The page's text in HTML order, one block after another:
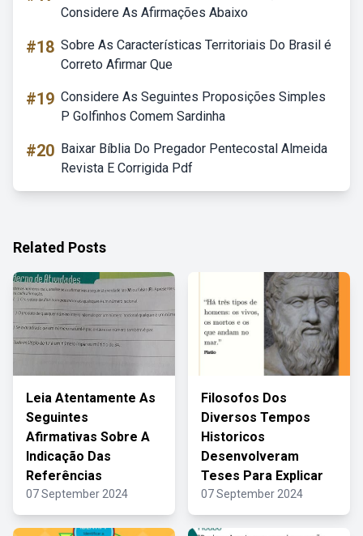
Considere As Afirmações Abaixo
#18 Sobre As Características Territoriais Do Brasil é
Correto Afirmar Que
#19 Considere As Seguintes Proposições Simples
P Golfinhos Comem Sardinha
#20 Baixar Bíblia Do Pregador Pentecostal Almeida
Revista E Corrigida Pdf
Related Posts
Leia Atentamente As
Seguintes
Afirmativas Sobre A
Indicação Das
Referências
07 September 2024
Filosofos Dos
Diversos Tempos
Historicos
Desenvolveram
Teses Para Explicar
07 September 2024